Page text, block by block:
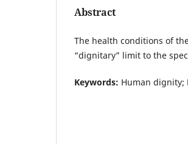
Abstract
The health conditions of
“dignitary” limit to the
Keywords: Human dignity;